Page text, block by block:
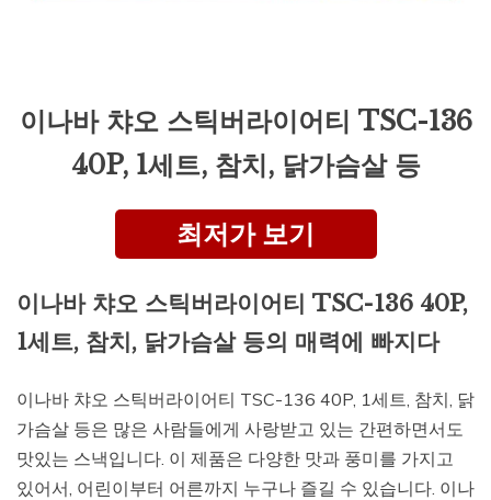
이나바 챠오 스틱버라이어티 TSC-136
40P, 1세트, 참치, 닭가슴살 등
최저가 보기
이나바 챠오 스틱버라이어티 TSC-136 40P,
1세트, 참치, 닭가슴살 등의 매력에 빠지다
이나바 챠오 스틱버라이어티 TSC-136 40P, 1세트, 참치, 닭
가슴살 등은 많은 사람들에게 사랑받고 있는 간편하면서도
맛있는 스낵입니다. 이 제품은 다양한 맛과 풍미를 가지고
있어서, 어린이부터 어른까지 누구나 즐길 수 있습니다. 이나